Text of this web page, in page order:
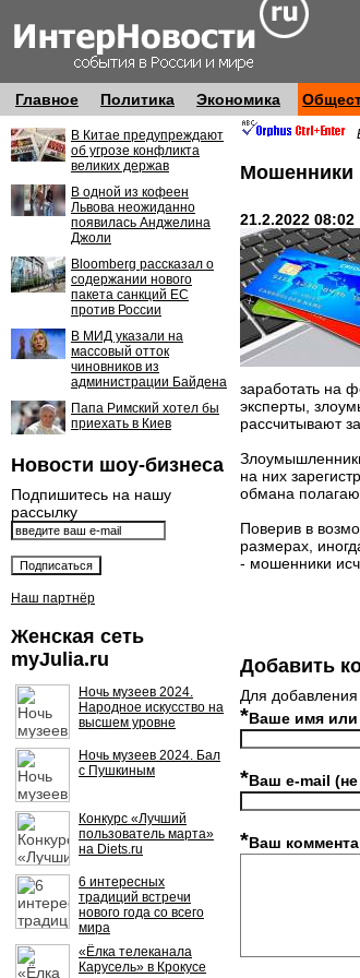
Главное Политика Экономика
В Китае предупреждают
об угрозе конфликта
великих держав
В одной из кофеен
Львова неожиданно
появилась Анджелина
Джоли
Bloomberg рассказал о
содержании нового
пакета санкций ЕС
против России
В МИД указали на
массовый отток
чиновников из
администрации Байдена
Папа Римский хотел бы
приехать в Киев
Новости шоу-бизнеса
Подпишитесь на нашу
рассылку
Наш партнёр
Женская сеть
myJulia.ru
Ночь музеев 2024.
Народное искусство на
высшем уровне
Ночь музеев 2024. Бал
с Пушкиным
Конкурс «Лучший
пользователь марта»
на Diets.ru
6 интересных
традиций встречи
нового года со всего
мира
«Ёлка телеканала
Карусель» в Крокусе
Мошенники
21.2.2022 08:02
заработать на
эксперты,
рассчитывают
на них
обмана
Поверив в
размерах,
- мошенники
Добавить
Для
*Ваше имя
*Ваш e-mail
*Ваш